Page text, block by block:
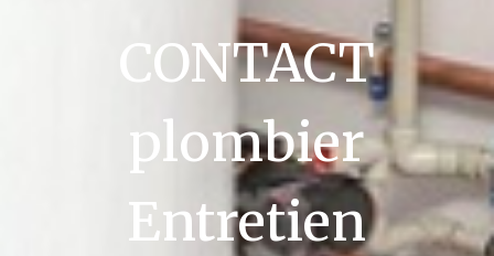
CONTACT
plombier
Entretien